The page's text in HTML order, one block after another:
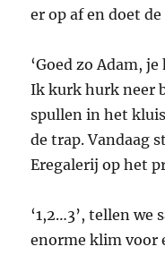
er op af en doet
‘Goed zo Adam,
Ik kurk hurk neer
spullen in het
de trap. Vandaag
Eregalerij op het
‘1,2…3’, tellen we
enorme klim voor